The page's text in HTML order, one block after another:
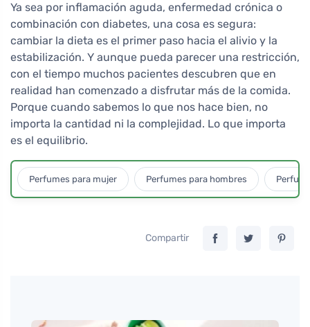
Ya sea por inflamación aguda, enfermedad crónica o
combinación con diabetes, una cosa es segura:
cambiar la dieta es el primer paso hacia el alivio y la
estabilización. Y aunque pueda parecer una restricción,
con el tiempo muchos pacientes descubren que en
realidad han comenzado a disfrutar más de la comida.
Porque cuando sabemos lo que nos hace bien, no
importa la cantidad ni la complejidad. Lo que importa
es el equilibrio.
Perfumes para mujer Perfumes para hombres
Compartir